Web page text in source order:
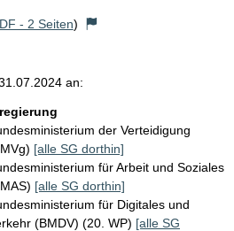
- 2 Seiten)
an:
der Verteidigung
[alle SG dorthin]
für Arbeit und Soziales
[alle SG dorthin]
für Digitales und
(BMDV) (20. WP) [alle SG